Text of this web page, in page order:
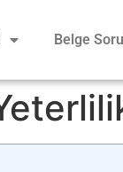
Belge